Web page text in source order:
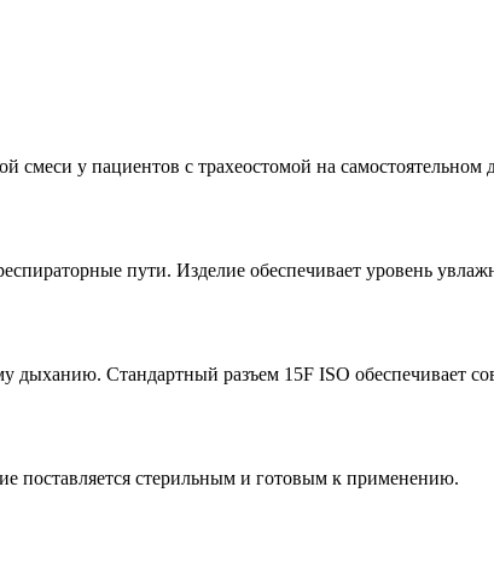
смеси у пациентов с трахеостомой на
пути. Изделие обеспечивает уровень
дыханию. Стандартный разъем 15F ISO обеспечивает
поставляется стерильным и готовым к применению.